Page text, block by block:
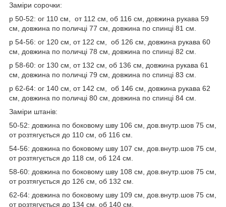
Заміри сорочки:
р 50-52: ог 110 см, от 112 см, об 116 см, довжина рукава 59
см, довжина по поличці 77 см, довжина по спинці 81 см.
р 54-56: ог 120 см, от 122 см, об 126 см, довжина рукава 60
см, довжина по поличці 78 см, довжина по спинці 82 см.
р 58-60: ог 130 см, от 132 см, об 136 см, довжина рукава 61
см, довжина по поличці 79 см, довжина по спинці 83 см.
р 62-64: ог 140 см, от 142 см, об 146 см, довжина рукава 62
см, довжина по поличці 80 см, довжина по спинці 84 см.
Заміри штанів:
50-52: довжина по боковому шву 106 см, дов.внутр.шов 75 см,
от розтягується до 110 см, об 116 см.
54-56: довжина по боковому шву 107 см, дов.внутр.шов 75 см,
от розтягується до 118 см, об 124 см.
58-60: довжина по боковому шву 108 см, дов.внутр.шов 75 см,
от розтягується до 126 см, об 132 см.
62-64: довжина по боковому шву 109 см, дов.внутр.шов 75 см,
от розтягується до 134 см, об 140 см.